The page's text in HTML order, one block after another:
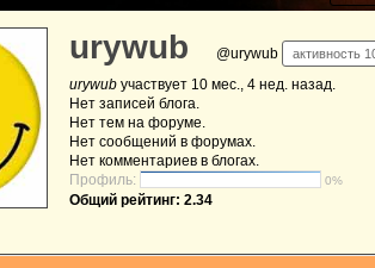
urywub @urywub активность
urywub участвует 10 мес., 4 нед. назад.
Нет записей блога.
Нет тем на форуме.
Нет сообщений в форумах.
Нет комментариев в блогах.
Профиль:
0%
Общий рейтинг: 2.34